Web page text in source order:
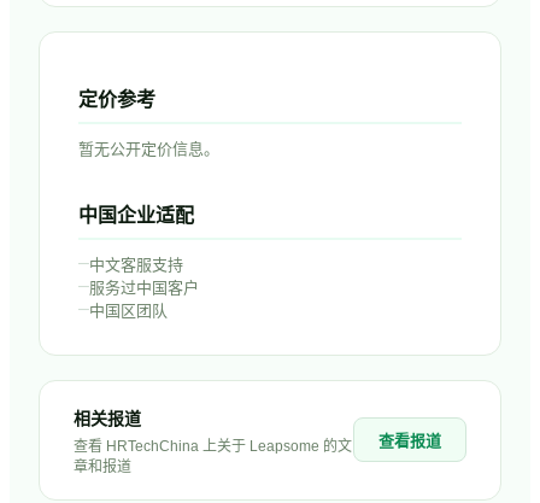
定价参考
暂无公开定价信息。
中国企业适配
–中文客服支持
–服务过中国客户
–中国区团队
相关报道
查看 HRTechChina 上关于 Leapsome 的文
章和报道
查看报道